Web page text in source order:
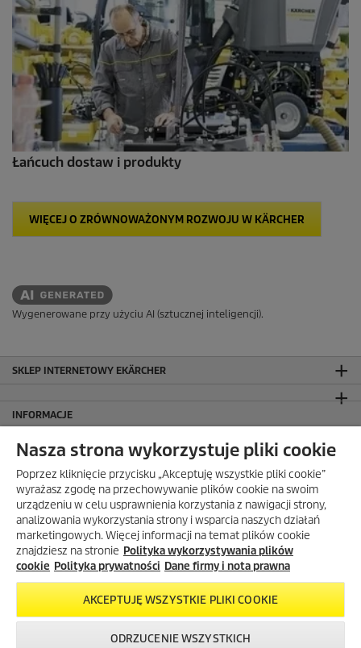
Łańcuch dostaw i produkty
WIĘCEJ O ZRÓWNOWAŻONYM ROZWOJU W KÄRCHER
Wygenerowane przy użyciu AI (sztucznej inteligencji).
SKLEP INTERNETOWY EKÄRCHER
INFORMACJE
Polityka prywatności
Warunki gwarancji
Mapa strony
FAQ – często zadawane pytania
Salony firmowe Kärcher Center
Gdzie kupić?
Przedłużenie gwarancji
Bezpieczeństwo produktów
Newsletter Kärcher
Nasza strona wykorzystuje pliki cookie
Poprzez kliknięcie przycisku „Akceptuję wszystkie pliki cookie”
wyrażasz zgodę na przechowywanie plików cookie na swoim
urządzeniu w celu usprawnienia korzystania z nawigacji strony,
analizowania wykorzystania strony i wsparcia naszych działań
marketingowych. Więcej informacji na temat plików cookie
znajdziesz na stronie Polityka wykorzystywania plików
cookie Polityka prywatności Dane firmy i nota prawna
AKCEPTUJĘ WSZYSTKIE PLIKI COOKIE
ODRZUCENIE WSZYSTKICH